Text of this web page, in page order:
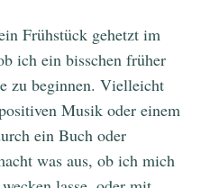
Frühstück gehetzt im
ich ein bisschen früher
zu beginnen. Vielleicht
Musik oder einem
ein Buch oder
was aus, ob ich mich